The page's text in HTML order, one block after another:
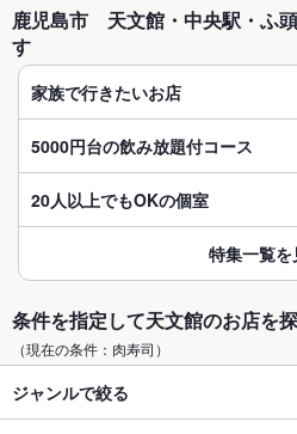
鹿児島市 天文館・中央駅・ふ
す
家族で行きたいお店
5000円台の飲み放題付コース
20人以上でもOKの個室
特集一覧を
条件を指定して天文館のお店を
（現在の条件：肉寿司）
ジャンルで絞る